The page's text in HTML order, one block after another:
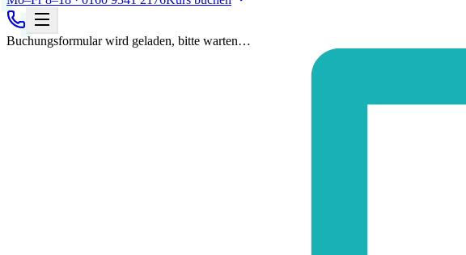
Buchungsformular wird geladen, bitte warten…